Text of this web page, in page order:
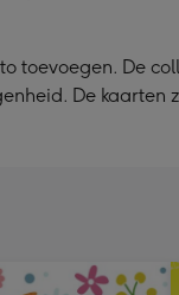
toevoegen. De
De kaarten